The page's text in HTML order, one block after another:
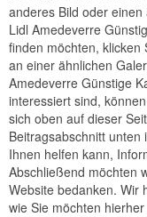
anderes Bild oder
Lidl Amedeverre
finden möchten, klicken
an einer ähnlichen
Amedeverre Günstige
interessiert sind,
sich oben auf dieser
Beitragsabschnitt unten
Ihnen helfen kann,
Abschließend möchten
Website bedanken. Wir
wie Sie möchten